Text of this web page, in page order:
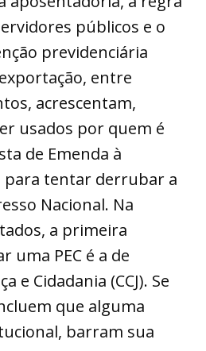
públicos e o
previdenciária
entre
acrescentam,
usados por quem é
de Emenda à
para tentar derrubar a
Nacional. Na
a primeira
uma PEC é a de
e Cidadania (CCJ). Se
que alguma
barram sua